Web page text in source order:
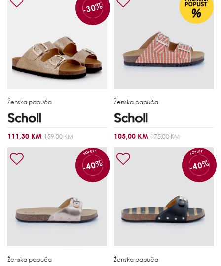
-30%
Ženska papuča
111,30 KM 159,00 KM
Ženska papuča
105,00 KM 175,00 KM
POPUST
-40%
Ženska papuča
POPUST
-40%
Ženska papuča